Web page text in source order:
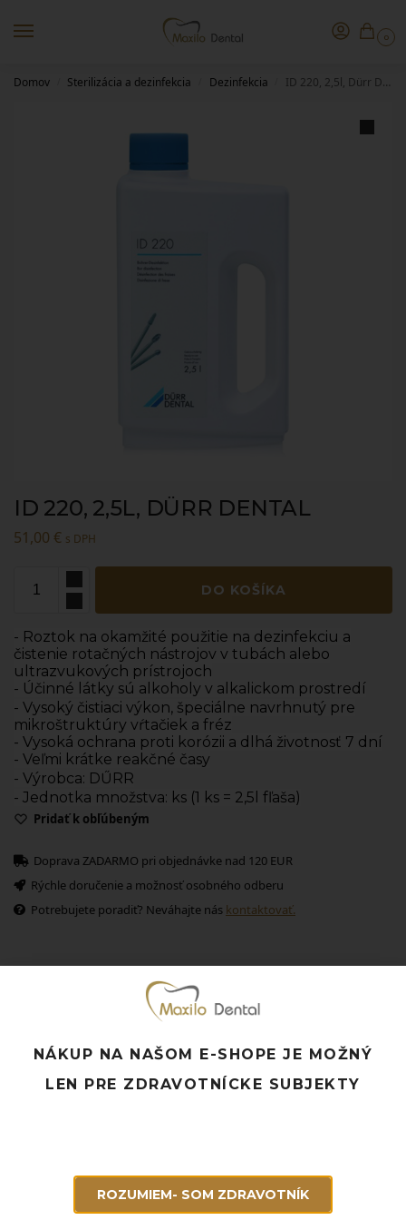
0
Domov Sterilizácia a dezinfekcia Dezinfekcia ID 220, 2,5l, Dürr Dental
ID 220, 2,5L, DÜRR DENTAL
51,00 € s DPH
DO KOŠÍKA
- Roztok na okamžité použitie na dezinfekciu a
čistenie rotačných nástrojov v tubách alebo
ultrazvukových prístrojoch
- Účinné látky sú alkoholy v alkalickom prostredí
- Vysoký čistiaci výkon, špeciálne navrhnutý pre
mikroštruktúry vŕtačiek a fréz
- Vysoká ochrana proti korózii a dlhá životnosť 7 dní
- Veľmi krátke reakčné časy
- Výrobca: DŰRR
- Jednotka množstva: ks (1 ks = 2,5l fľaša)
Pridať k obľúbeným
Doprava ZADARMO pri objednávke nad 120 EUR
Rýchle doručenie a možnosť osobného odberu
Potrebujete poradiť? Neváhajte nás kontaktovať.
Súvisiace produkty
NÁKUP NA NAŠOM E-SHOPE JE MOŽNÝ
LEN PRE ZDRAVOTNÍCKE SUBJEKTY
ROZUMIEM- SOM ZDRAVOTNÍK